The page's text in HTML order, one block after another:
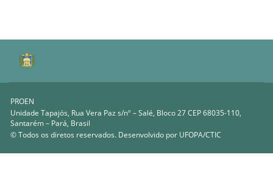
PROEN
Unidade Tapajós, Rua Vera Paz s/nº – Salé, Bloco 27 CEP 68035-110,
Santarém – Pará, Brasil
© Todos os diretos reservados. Desenvolvido por UFOPA/CTIC